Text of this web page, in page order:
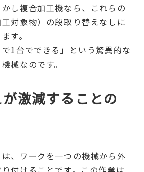
し複合加工機なら、これらの
対象物）の段取り替えなしに
す。
1台でできる」という驚異的な
械なのです。
激減することの
は、ワークを一つの機械から外